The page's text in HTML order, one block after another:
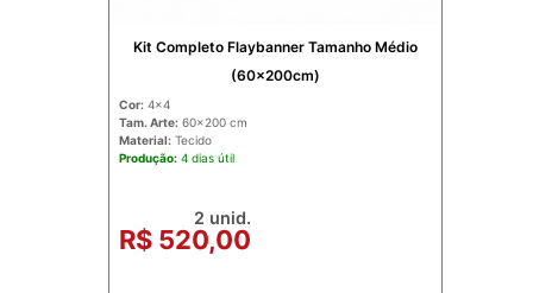
Kit Completo Flaybanner Tamanho Médio
(60x200cm)
Cor: 4x4
Tam. Arte: 60x200
Material: Tecido
Produção: 4 dias
R$ 520,00
2 unid.